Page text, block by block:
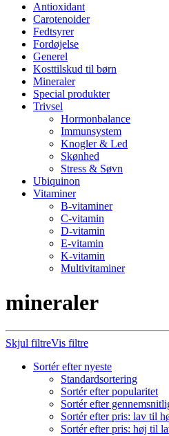
Antioxidant
Carotenoider
Fedtsyrer
Fordøjelse
Generel
Kosttilskud til børn
Mineraler
Special produkter
Trivsel
Hormonbalance
Immunsystem
Knogler & Led
Skønhed
Stress & Søvn
Ubiquinon
Vitaminer
B-vitaminer
C-vitamin
D-vitamin
E-vitamin
K-vitamin
Multivitaminer
mineraler
Skjul filtreVis filtre
Sortér efter nyeste
Standardsortering
Sortér efter popularitet
Sortér efter
Sortér efter pris: lav til
Sortér efter pris: høj til